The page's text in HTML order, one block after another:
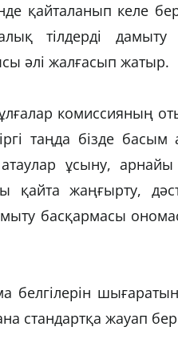
қайталанып келе
тілдерді
әлі жалғасып жатыр.
комиссияның
таңда бізде
ұсыну,
қайта жаңғырту,
басқармасы
белгілерін
стандартқа жауап